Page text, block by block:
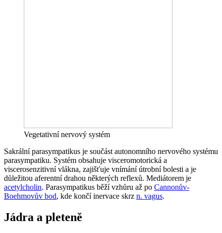
Vegetativní nervový systém
Sakrální parasympatikus je součást autonomního nervového systému
parasympatiku. Systém obsahuje visceromotorická a
viscerosenzitivní vlákna, zajišťuje vnímání útrobní bolesti a je
důležitou aferentní drahou některých reflexů. Mediátorem je
acetylcholin. Parasympatikus běží vzhůru až po Cannonův-
Boehmovův bod, kde končí inervace skrz n. vagus.
Jádra a pleteně